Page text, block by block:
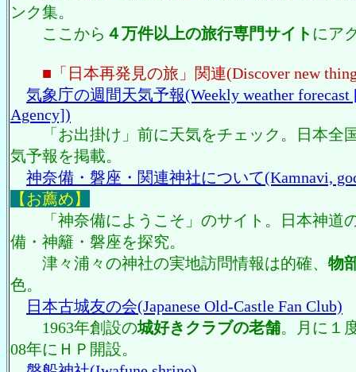
ンク集。
ここから ４万件以上の旅行専門サイト にア
■「日本再発見の旅」関連(Discover new
気象庁の週間天気予報(Weekly weather
Agency])
「お出掛け」前に天気をチェック。日本全
気予報を掲載。
神奈備・磐座・関連神社について(Kamnavi,
【お薦め】
「神奈備にようこそ」のサイト。日本神道
備・神籬・磐座を探究。
津々浦々の神社の実地訪問情報は的確、 物
色。
日本古城友の会(Japanese Old-Castle Fan Club)
1963年創設の城好きクラブの老舗。月に１
08年にＨＰ開設。